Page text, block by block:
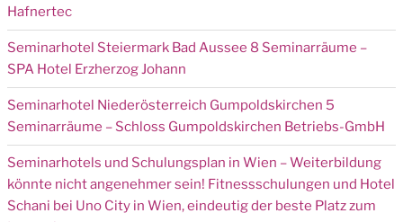
Hafnertec
Seminarhotel Steiermark Bad Aussee 8 Seminarräume –
SPA Hotel Erzherzog Johann
Seminarhotel Niederösterreich Gumpoldskirchen 5
Seminarräume – Schloss Gumpoldskirchen Betriebs-GmbH
Seminarhotels und Schulungsplan in Wien – Weiterbildung
könnte nicht angenehmer sein! Fitnessschulungen und Hotel
Schani bei Uno City in Wien, eindeutig der beste Platz zum